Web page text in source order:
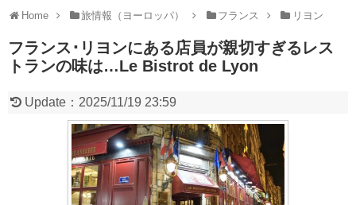
Home 旅情報（ヨーロッパ） フランス リヨン
フランス･リヨンにある店員が親切すぎるレス
トランの味は…Le Bistrot de Lyon
Update： 2025/11/19 23:59